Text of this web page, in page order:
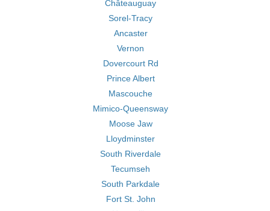
Châteauguay
Sorel-Tracy
Ancaster
Vernon
Dovercourt Rd
Prince Albert
Mascouche
Mimico-Queensway
Moose Jaw
Lloydminster
South Riverdale
Tecumseh
South Parkdale
Fort St. John